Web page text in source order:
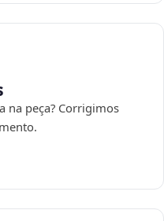
na peça? Corrigimos